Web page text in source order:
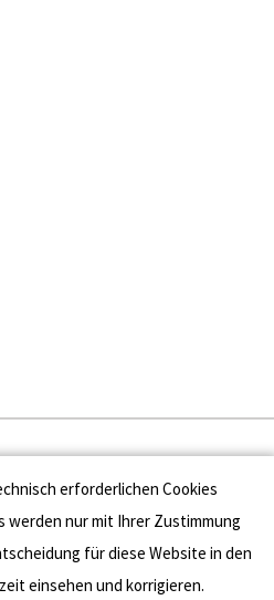
Presse
Kontakt
erforderlichen Cookies
werden nur mit Ihrer Zustimmung
für diese Website in den
einsehen und korrigieren.